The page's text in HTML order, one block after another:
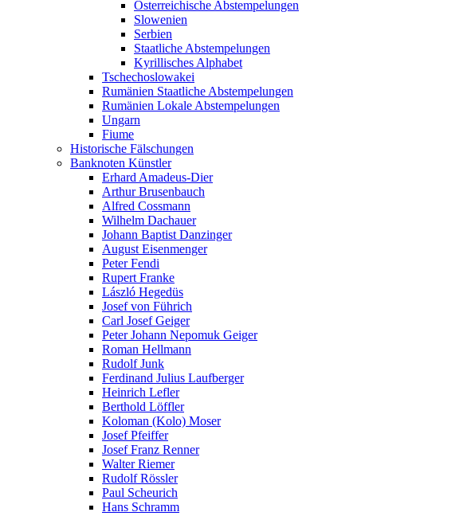
Österreichische Abstempelungen
Slowenien
Serbien
Staatliche Abstempelungen
Kyrillisches Alphabet
Tschechoslowakei
Rumänien Staatliche Abstempelungen
Rumänien Lokale Abstempelungen
Ungarn
Fiume
Historische Fälschungen
Banknoten Künstler
Erhard Amadeus-Dier
Arthur Brusenbauch
Alfred Cossmann
Wilhelm Dachauer
Johann Baptist Danzinger
August Eisenmenger
Peter Fendi
Rupert Franke
László Hegedüs
Josef von Führich
Carl Josef Geiger
Peter Johann Nepomuk Geiger
Roman Hellmann
Rudolf Junk
Ferdinand Julius Laufberger
Heinrich Lefler
Berthold Löffler
Koloman (Kolo) Moser
Josef Pfeiffer
Josef Franz Renner
Walter Riemer
Rudolf Rössler
Paul Scheurich
Hans Schramm